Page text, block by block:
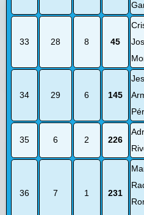
33 28 8 45
34 29 6 145
35 6 2 226
36 7 1 231